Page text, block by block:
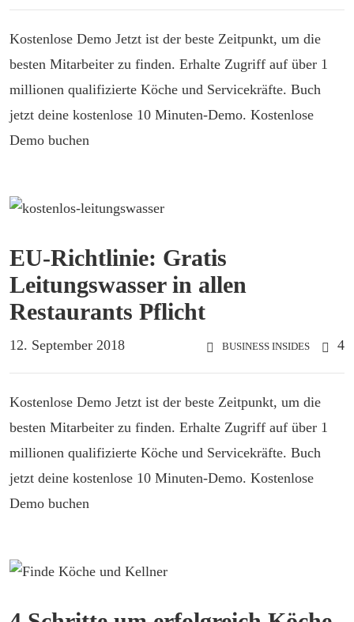
Kostenlose Demo Jetzt ist der beste Zeitpunkt, um die
besten Mitarbeiter zu finden. Erhalte Zugriff auf über 1
millionen qualifizierte Köche und Servicekräfte. Buch
jetzt deine kostenlose 10 Minuten-Demo. Kostenlose
Demo buchen
EU-Richtlinie: Gratis
Leitungswasser in allen
Restaurants Pflicht
12. September 2018 BUSINESS INSIDES 4
Kostenlose Demo Jetzt ist der beste Zeitpunkt, um die
besten Mitarbeiter zu finden. Erhalte Zugriff auf über 1
millionen qualifizierte Köche und Servicekräfte. Buch
jetzt deine kostenlose 10 Minuten-Demo. Kostenlose
Demo buchen